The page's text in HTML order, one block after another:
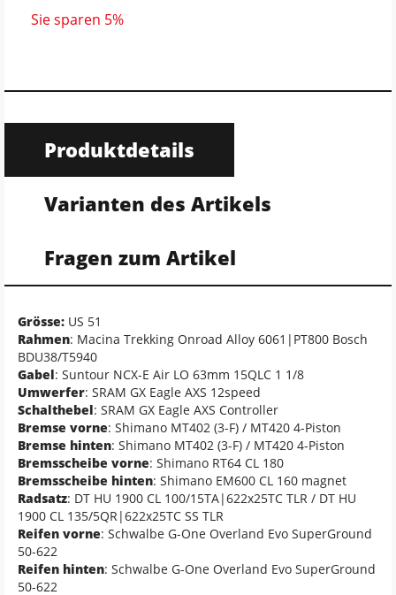
Sie sparen 5%
Produktdetails
Varianten des Artikels
Fragen zum Artikel
Grösse: US 51
Rahmen: Macina Trekking Onroad Alloy 6061|PT800 Bosch
BDU38/T5940
Gabel: Suntour NCX-E Air LO 63mm 15QLC 1 1/8
Umwerfer: SRAM GX Eagle AXS 12speed
Schalthebel: SRAM GX Eagle AXS Controller
Bremse vorne: Shimano MT402 (3-F) / MT420 4-Piston
Bremse hinten: Shimano MT402 (3-F) / MT420 4-Piston
Bremsscheibe vorne: Shimano RT64 CL 180
Bremsscheibe hinten: Shimano EM600 CL 160 magnet
Radsatz: DT HU 1900 CL 100/15TA|622x25TC TLR / DT HU
1900 CL 135/5QR|622x25TC SS TLR
Reifen vorne: Schwalbe G-One Overland Evo SuperGround
50-622
Reifen hinten: Schwalbe G-One Overland Evo SuperGround
50-622